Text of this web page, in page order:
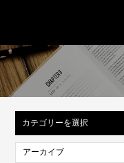
カテゴリーを選択
アーカイブ